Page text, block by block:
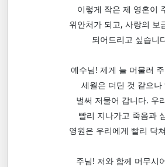
이렇게 작은 제 영혼이
위안처가 되고, 사랑의 보
되어드리고 싶습니
예수님! 제게 늘 머물러
세월은 더딘 것 같으나
벌써 저물어 갑니다. 우
빨리 지나가고 죽음과
영원은 우리에게 빨리 닥
주님! 저와 함께 머무시